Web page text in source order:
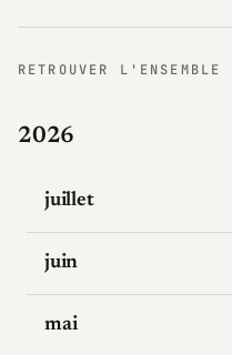
RETROUVER
2026
juillet
juin
mai